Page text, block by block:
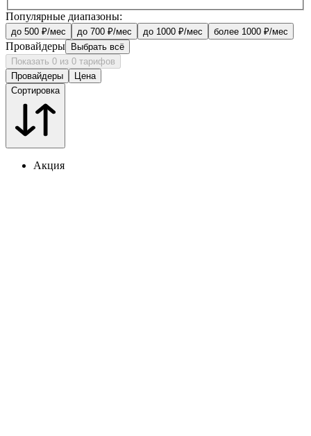
Популярные диапазоны:
до 500 ₽/мес до 700 ₽/мес до 1000 ₽/мес более 1000 ₽/мес
Провайдеры
Выбрать всё
Показать 0 из 0 тарифов
Провайдеры
Цена
Сортировка
Акция